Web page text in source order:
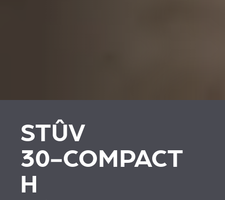
STÛV
30‑COMPACT
H